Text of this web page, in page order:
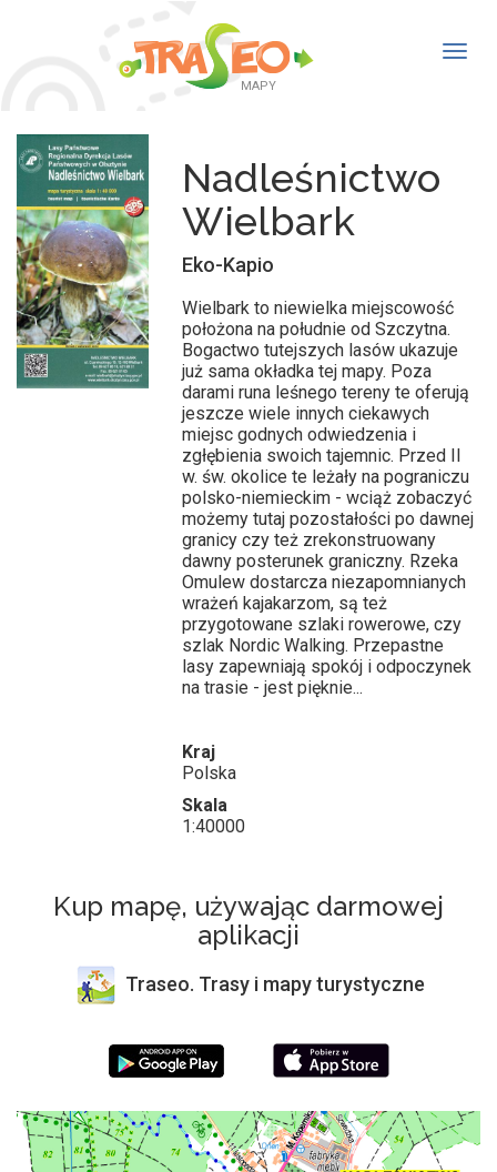
MAPY
Nadleśnictwo
Wielbark
Eko-Kapio
Wielbark to niewielka miejscowość
położona na południe od Szczytna.
Bogactwo tutejszych lasów ukazuje
już sama okładka tej mapy. Poza
darami runa leśnego tereny te oferują
jeszcze wiele innych ciekawych
miejsc godnych odwiedzenia i
zgłębienia swoich tajemnic. Przed II
w. św. okolice te leżały na pograniczu
polsko-niemieckim - wciąż zobaczyć
możemy tutaj pozostałości po dawnej
granicy czy też zrekonstruowany
dawny posterunek graniczny. Rzeka
Omulew dostarcza niezapomnianych
wrażeń kajakarzom, są też
przygotowane szlaki rowerowe, czy
szlak Nordic Walking. Przepastne
lasy zapewniają spokój i odpoczynek
na trasie - jest pięknie...
Kraj
Polska
Skala
1:40000
Kup mapę, używając darmowej
aplikacji
Traseo. Trasy i mapy turystyczne